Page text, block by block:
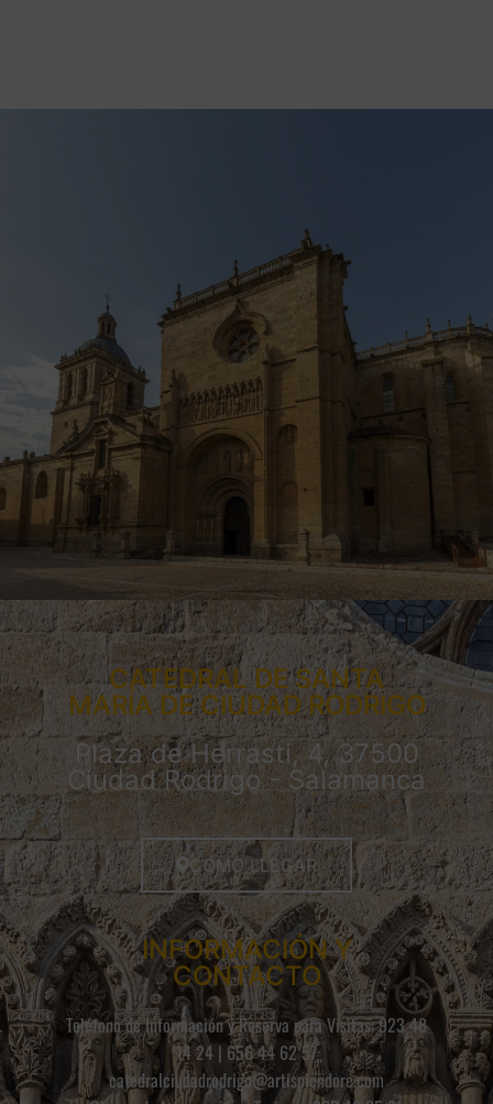
CATEDRAL DE SANTA
MARÍA DE CIUDAD RODRIGO
Plaza de Herrasti, 4, 37500
Ciudad Rodrigo - Salamanca
CÓMO LLEGAR
INFORMACIÓN Y
CONTACTO
Teléfono de Información y Reserva para Visitas: 923 48
14 24 | 656 44 62 57
catedralciudadrodrigo@artisplendore.com